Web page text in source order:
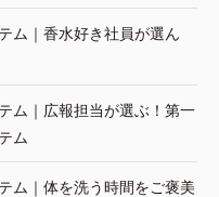
ム｜香水好き社員が選ん
ム｜広報担当が選ぶ！第一
ム
ム｜体を洗う時間をご褒美